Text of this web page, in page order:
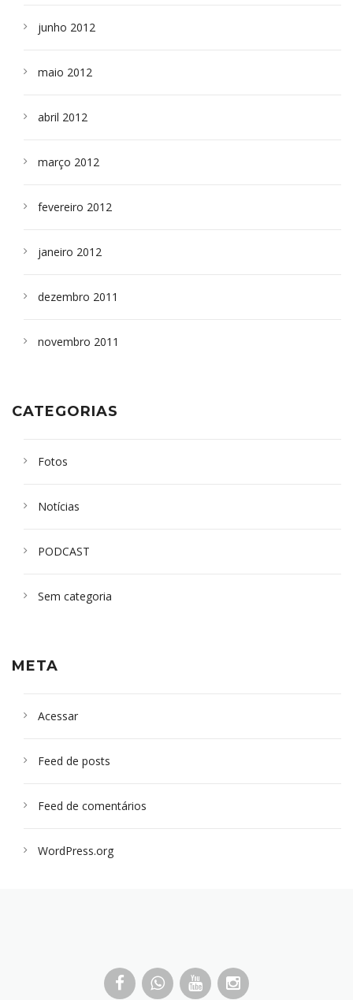
junho 2012
maio 2012
abril 2012
março 2012
fevereiro 2012
janeiro 2012
dezembro 2011
novembro 2011
CATEGORIAS
Fotos
Notícias
PODCAST
Sem categoria
META
Acessar
Feed de posts
Feed de comentários
WordPress.org